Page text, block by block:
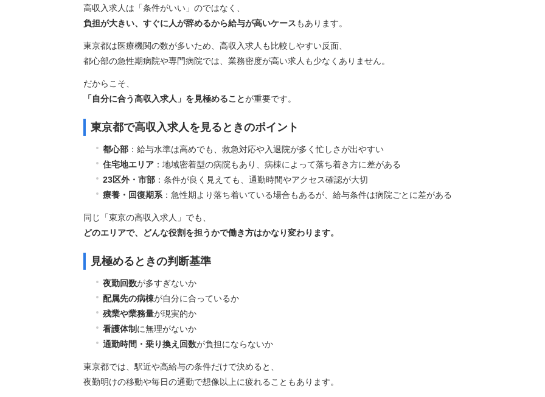
高収入求人は「条件がいい」のではなく、
負担が大きい、すぐに人が辞めるから給与が高いケースもあります。
東京都は医療機関の数が多いため、高収入求人も比較しやすい反面、
都心部の急性期病院や専門病院では、業務密度が高い求人も少なくありません。
だからこそ、
「自分に合う高収入求人」を見極めることが重要です。
東京都で高収入求人を見るときのポイント
都心部 ：給与水準は高めでも、救急対応や入退院が多く忙しさが出やすい
住宅地エリア ：地域密着型の病院もあり、病棟によって落ち着き方に差がある
23区外・市部 ：条件が良く見えても、通勤時間やアクセス確認が大切
療養・回復期系 ：急性期より落ち着いている場合もあるが、給与条件は病院ごとに差がある
同じ「東京の高収入求人」でも、
どのエリアで、どんな役割を担うかで働き方はかなり変わります。
見極めるときの判断基準
夜勤回数が多すぎないか
配属先の病棟が自分に合っているか
残業や業務量が現実的か
看護体制 に無理がないか
通勤時間・乗り換え回数が負担にならないか
東京都では、駅近や高給与の条件だけで決めると、
夜勤明けの移動や毎日の通勤で想像以上に疲れることもあります。